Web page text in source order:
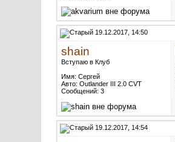
19.12.2017, 14:50
shain
Вступаю в Клуб
Имя: Сергей
Авто: Outlander III 2.0 CVT
Сообщений: 3
19.12.2017, 14:54